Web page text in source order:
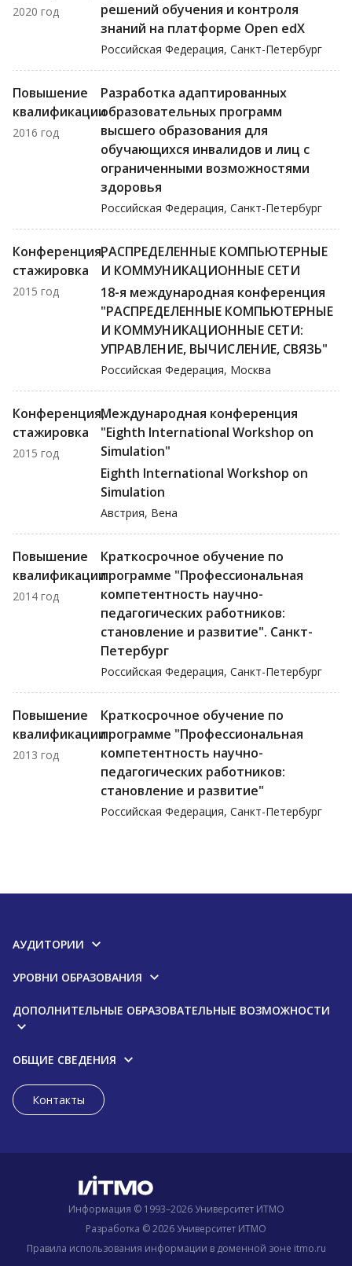
2020 год
решений обучения и контроля
знаний на платформе Open edX
Российская Федерация, Санкт-Петербург
Повышение
квалификации
2016 год
Разработка адаптированных
образовательных программ
высшего образования для
обучающихся инвалидов и лиц с
ограниченными возможностями
здоровья
Российская Федерация, Санкт-Петербург
Конференция,
стажировка
2015 год
РАСПРЕДЕЛЕННЫЕ КОМПЬЮТЕРНЫЕ
И КОММУНИКАЦИОННЫЕ СЕТИ
18-я международная конференция
"РАСПРЕДЕЛЕННЫЕ КОМПЬЮТЕРНЫЕ
И КОММУНИКАЦИОННЫЕ СЕТИ:
УПРАВЛЕНИЕ, ВЫЧИСЛЕНИЕ, СВЯЗЬ"
Российская Федерация, Москва
Конференция,
стажировка
2015 год
Международная конференция
"Eighth International Workshop on
Simulation"
Eighth International Workshop on
Simulation
Австрия, Вена
Повышение
квалификации
2014 год
Краткосрочное обучение по
программе "Профессиональная
компетентность научно-
педагогических работников:
становление и развитие". Санкт-
Петербург
Российская Федерация, Санкт-Петербург
Повышение
квалификации
2013 год
Краткосрочное обучение по
программе "Профессиональная
компетентность научно-
педагогических работников:
становление и развитие"
Российская Федерация, Санкт-Петербург
АУДИТОРИИ
УРОВНИ ОБРАЗОВАНИЯ
ДОПОЛНИТЕЛЬНЫЕ ОБРАЗОВАТЕЛЬНЫЕ ВОЗМОЖНОСТИ
ОБЩИЕ СВЕДЕНИЯ
Контакты
Информация © 1993–2026 Университет ИТМО
Разработка © 2026 Университет ИТМО
Правила использования информации в доменной зоне itmo.ru